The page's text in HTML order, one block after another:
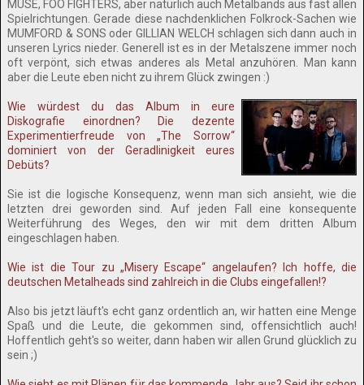
MUSE, FOO FIGHTERS, aber natürlich auch Metalbands aus fast allen
Spielrichtungen. Gerade diese nachdenklichen Folkrock-Sachen wie
MUMFORD & SONS oder GILLIAN WELCH schlagen sich dann auch in
unseren Lyrics nieder. Generell ist es in der Metalszene immer noch
oft verpönt, sich etwas anderes als Metal anzuhören. Man kann
aber die Leute eben nicht zu ihrem Glück zwingen :)
Wie würdest du das Album in eure
Diskografie einordnen? Die dezente
Experimentierfreude von „The Sorrow“
dominiert von der Geradlinigkeit eures
Debüts?
Sie ist die logische Konsequenz, wenn man sich ansieht, wie die
letzten drei geworden sind. Auf jeden Fall eine konsequente
Weiterführung des Weges, den wir mit dem dritten Album
eingeschlagen haben.
Wie ist die Tour zu „Misery Escape“ angelaufen? Ich hoffe, die
deutschen Metalheads sind zahlreich in die Clubs eingefallen!?
Also bis jetzt läuft's echt ganz ordentlich an, wir hatten eine Menge
Spaß und die Leute, die gekommen sind, offensichtlich auch!
Hoffentlich geht's so weiter, dann haben wir allen Grund glücklich zu
sein ;)